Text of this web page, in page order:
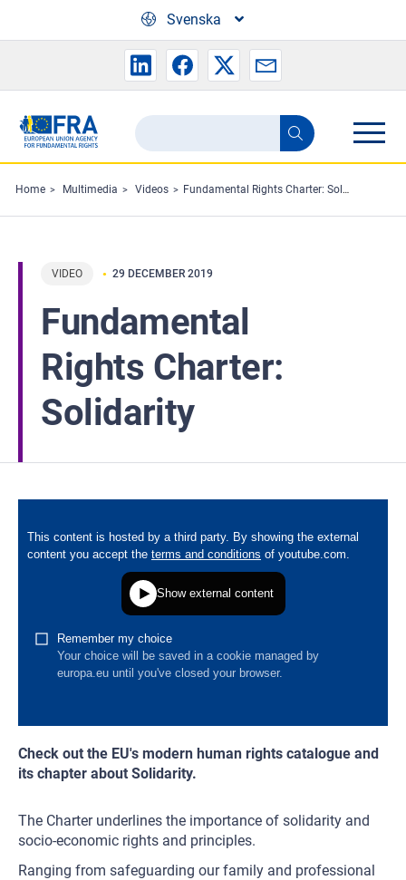
Svenska
Search
the
FRA
website
Search
Home Multimedia Videos Fundamental Rights Charter: Solidarity
VIDEO 29 DECEMBER 2019
Fundamental
Rights Charter:
Solidarity
Check out the EU's modern human rights catalogue and
its chapter about Solidarity.
The Charter underlines the importance of solidarity and
socio-economic rights and principles.
Ranging from safeguarding our family and professional